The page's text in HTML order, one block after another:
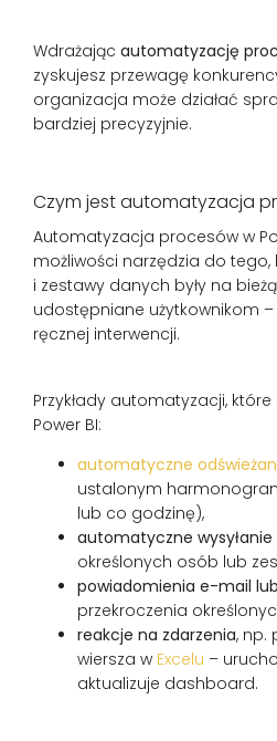
Wdrażając automatyzację
zyskujesz przewagę
organizacja może działać
bardziej precyzyjnie.
Czym jest automatyzacja
Automatyzacja procesów w
możliwości narzędzia do tego,
i zestawy danych były na
udostępniane użytkownikom
ręcznej interwencji.
Przykłady automatyzacji,
Power BI:
automatyczne
ustalonym
lub co godzinę),
automatyczne
określonych osób lub
powiadomienia e-mail
przekroczenia
reakcje na zdarzenia, np.
wiersza w Excelu –
aktualizuje dashboard.